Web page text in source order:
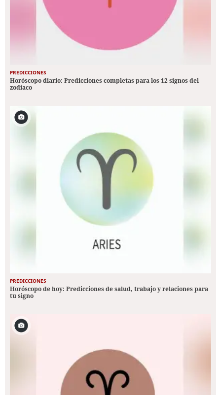
PREDICCIONES
Horóscopo diario: Predicciones completas para los 12 signos del
zodiaco
PREDICCIONES
Horóscopo de hoy: Predicciones de salud, trabajo y relaciones para
tu signo